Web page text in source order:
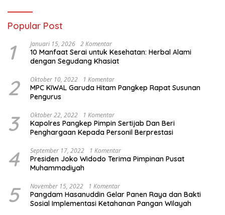
Popular Post
1 Januari 15, 2026 2 Komentar
10 Manfaat Serai untuk Kesehatan: Herbal Alami
dengan Segudang Khasiat
2 Oktober 10, 2022 1 Komentar
MPC KIWAL Garuda Hitam Pangkep Rapat Susunan
Pengurus
3 Oktober 22, 2022 1 Komentar
Kapolres Pangkep Pimpin Sertijab Dan Beri
Penghargaan Kepada Personil Berprestasi
4 September 17, 2022 1 Komentar
Presiden Joko Widodo Terima Pimpinan Pusat
Muhammadiyah
5 November 15, 2022 1 Komentar
Pangdam Hasanuddin Gelar Panen Raya dan Bakti
Sosial Implementasi Ketahanan Pangan Wilayah